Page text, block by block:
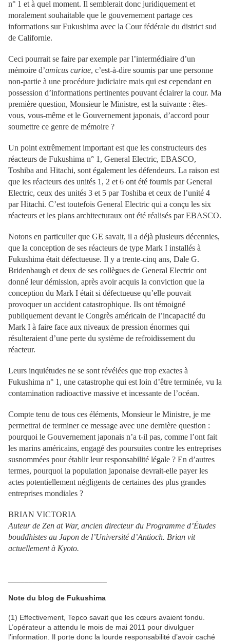
n° 1 et à quel moment. Il semblerait donc juridiquement et
moralement souhaitable que le gouvernement partage ces
informations sur Fukushima avec la Cour fédérale du district sud
de Californie.
Ceci pourrait se faire par exemple par l’intermédiaire d’un
mémoire d’amicus curiae, c’est-à-dire soumis par une personne
non-partie à une procédure judiciaire mais qui est cependant en
possession d’informations pertinentes pouvant éclairer la cour. Ma
première question, Monsieur le Ministre, est la suivante : êtes-
vous, vous-même et le Gouvernement japonais, d’accord pour
soumettre ce genre de mémoire ?
Un point extrêmement important est que les constructeurs des
réacteurs de Fukushima n° 1, General Electric, EBASCO,
Toshiba and Hitachi, sont également les défendeurs. La raison est
que les réacteurs des unités 1, 2 et 6 ont été fournis par General
Electric, ceux des unités 3 et 5 par Toshiba et ceux de l’unité 4
par Hitachi. C’est toutefois General Electric qui a conçu les six
réacteurs et les plans architecturaux ont été réalisés par EBASCO.
Notons en particulier que GE savait, il a déjà plusieurs décennies,
que la conception de ses réacteurs de type Mark I installés à
Fukushima était défectueuse. Il y a trente-cinq ans, Dale G.
Bridenbaugh et deux de ses collègues de General Electric ont
donné leur démission, après avoir acquis la conviction que la
conception du Mark I était si défectueuse qu’elle pouvait
provoquer un accident catastrophique. Ils ont témoigné
publiquement devant le Congrès américain de l’incapacité du
Mark I à faire face aux niveaux de pression énormes qui
résulteraient d’une perte du système de refroidissement du
réacteur.
Leurs inquiétudes ne se sont révélées que trop exactes à
Fukushima n° 1, une catastrophe qui est loin d’être terminée, vu la
contamination radioactive massive et incessante de l’océan.
Compte tenu de tous ces éléments, Monsieur le Ministre, je me
permettrai de terminer ce message avec une dernière question :
pourquoi le Gouvernement japonais n’a t-il pas, comme l’ont fait
les marins américains, engagé des poursuites contre les entreprises
susnommées pour établir leur responsabilité légale ? En d’autres
termes, pourquoi la population japonaise devrait-elle payer les
actes potentiellement négligents de certaines des plus grandes
entreprises mondiales ?
BRIAN VICTORIA
Auteur de Zen at War, ancien directeur du Programme d’Études
bouddhistes au Japon de l’Université d’Antioch. Brian vit
actuellement à Kyoto.
Note du blog de Fukushima
(1) Effectivement, Tepco savait que les cœurs avaient fondu.
L’opérateur a attendu le mois de mai 2011 pour divulguer
l’information. Il porte donc la lourde responsabilité d’avoir caché